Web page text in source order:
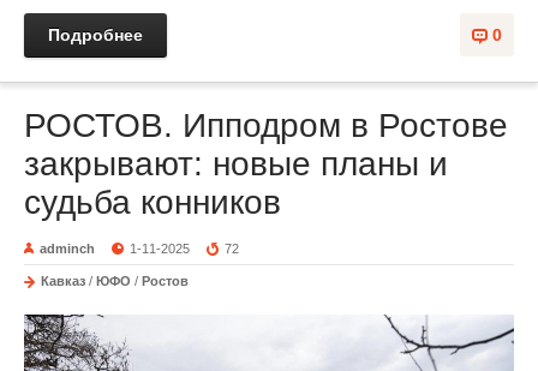
0
Подробнее
РОСТОВ. Ипподром в Ростове
закрывают: новые планы и
судьба конников
adminch 1-11-2025 72
Кавказ / ЮФО / Ростов